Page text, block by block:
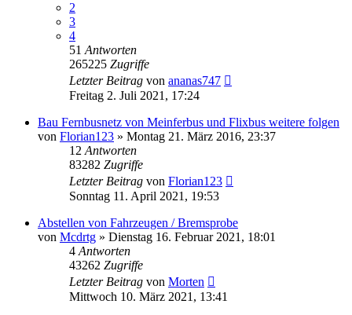
2
3
4
51 Antworten
265225 Zugriffe
Letzter Beitrag von ananas747
Freitag 2. Juli 2021, 17:24
Bau Fernbusnetz von Meinferbus und Flixbus weitere folgen
von Florian123 » Montag 21. März 2016, 23:37
12 Antworten
83282 Zugriffe
Letzter Beitrag von Florian123
Sonntag 11. April 2021, 19:53
Abstellen von Fahrzeugen / Bremsprobe
von Mcdrtg » Dienstag 16. Februar 2021, 18:01
4 Antworten
43262 Zugriffe
Letzter Beitrag von Morten
Mittwoch 10. März 2021, 13:41